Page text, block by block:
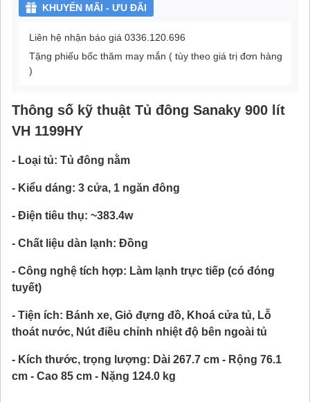
KHUYẾN MÃI - ƯU ĐÃI
Liên hệ nhận báo giá 0336.120.696
Tặng phiếu bốc thăm may mắn ( tùy theo giá trị đơn hàng
)
Thông số kỹ thuật Tủ đông Sanaky 900 lít
VH 1199HY
- Loại tủ: Tủ đông nằm
- Kiểu dáng: 3 cửa, 1 ngăn đông
- Điện tiêu thụ: ~383.4w
- Chất liệu dàn lạnh: Đồng
- Công nghệ tích hợp: Làm lạnh trực tiếp (có đóng
tuyết)
- Tiện ích: Bánh xe, Giỏ đựng đồ, Khoá cửa tủ, Lỗ
thoát nước, Nút điều chỉnh nhiệt độ bên ngoài tủ
- Kích thước, trọng lượng: Dài 267.7 cm - Rộng 76.1
cm - Cao 85 cm - Nặng 124.0 kg